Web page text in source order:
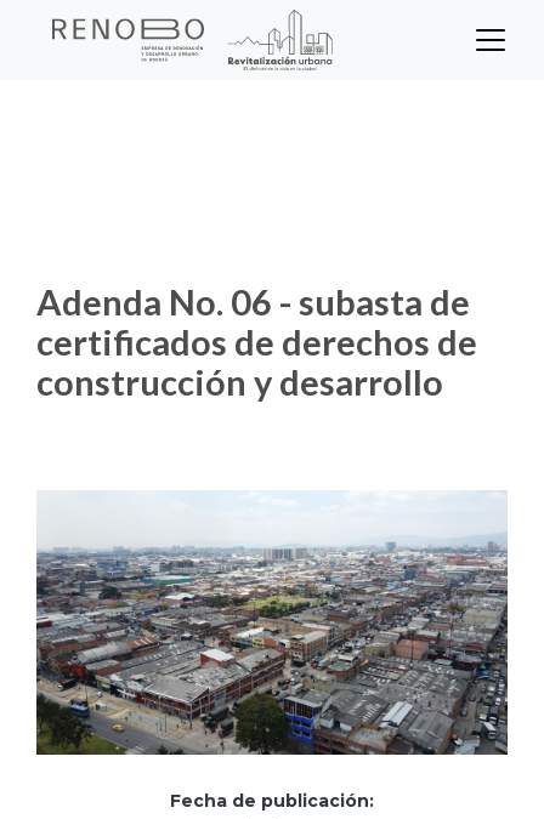
Sitio Web Empresa de
Noticias
Adenda No. 06 - subasta de
certificados de derechos de
construcción y desarrollo
Fecha de publicación: